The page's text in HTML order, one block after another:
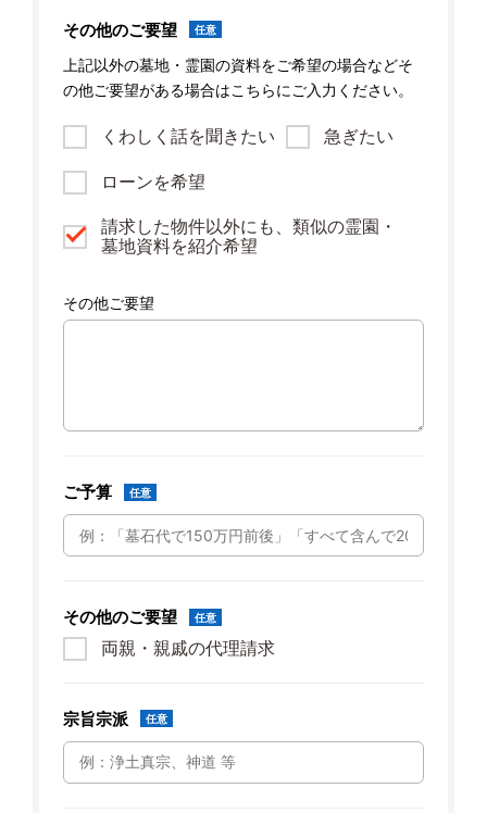
その他のご要望 任意
上記以外の墓地・霊園の資料をご希望の場合などそ
の他ご要望がある場合はこちらにご入力ください。
くわしく話を聞きたい 急ぎたい
ローンを希望
請求した物件以外にも、類似の霊園・
墓地資料を紹介希望
その他ご要望
ご予算 任意
その他のご要望 任意
両親・親戚の代理請求
宗旨宗派 任意